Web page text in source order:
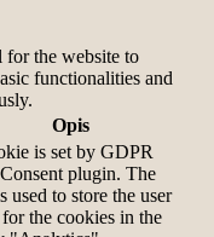
for the website to
functionalities and
Opis
is set by GDPR
plugin. The
used to store the user
the cookies in the